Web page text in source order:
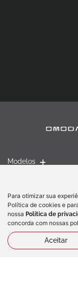
Modelos
Política de
Para otimizar sua
Política de cookies e
nossa Política de
concorda com nossas
Aceitar